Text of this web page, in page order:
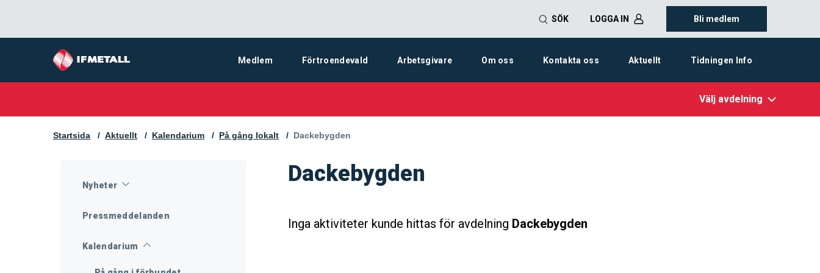
SÖK LOGGA IN Bli medlem
Medlem Förtroendevald Arbetsgivare Om oss Kontakta oss Aktuellt Tidningen Info
Välj avdelning
Startsida Aktuellt Kalendarium På gång lokalt Aktuell sida:
Dackebygden
Nyheter
Pressmeddelanden
Kalendarium
Dackebygden
Inga aktiviteter kunde hittas för avdelning Dackebygden